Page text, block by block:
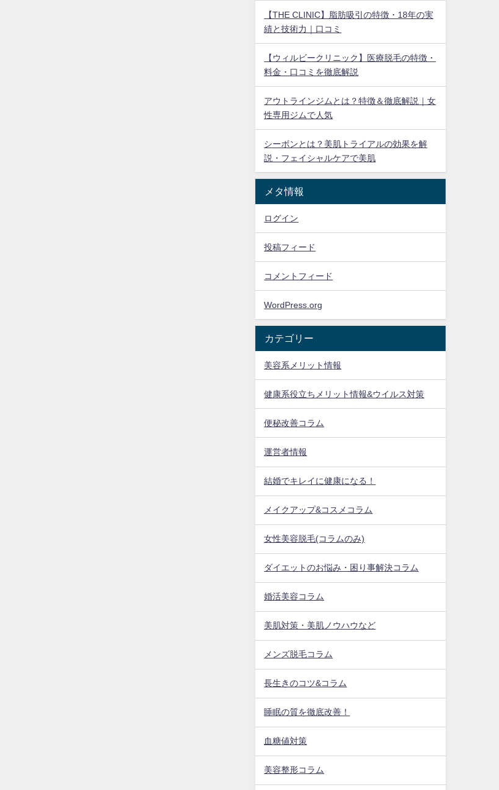
【THE CLINIC】脂肪吸引の特徴・18年の実
績と技術力｜口コミ
【ウィルビークリニック】医療脱毛の特徴・
料金・口コミを徹底解説
アウトラインジムとは？特徴＆徹底解説｜女
性専用ジムで人気
シーボンとは？美肌トライアルの効果を解
説・フェイシャルケアで美肌
メタ情報
ログイン
投稿フィード
コメントフィード
WordPress.org
カテゴリー
美容系メリット情報
健康系役立ちメリット情報&ウイルス対策
便秘改善コラム
運営者情報
結婚でキレイに健康になる！
メイクアップ&コスメコラム
女性美容脱毛(コラムのみ)
ダイエットのお悩み・困り事解決コラム
婚活美容コラム
美肌対策・美肌ノウハウなど
メンズ脱毛コラム
長生きのコツ&コラム
睡眠の質を徹底改善！
血糖値対策
美容整形コラム